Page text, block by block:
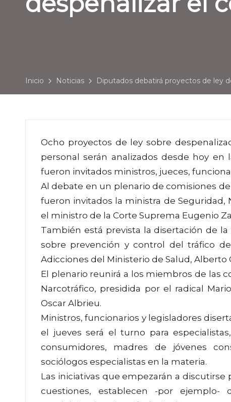
Inicio Noticias Diputados debatirá proyectos de ley
Ocho proyectos de ley sobre
personal serán analizados desde hoy
fueron invitados ministros, jueces,
Al debate en un plenario de comisiones
fueron invitados la ministra de Seguridad,
el ministro de la Corte Suprema Eugenio
También está prevista la disertación de
sobre prevención y control del tráfico
Adicciones del Ministerio de Salud, Alberto
El plenario reunirá a los miembros de las
Narcotráfico, presidida por el radical
Oscar Albrieu.
Ministros, funcionarios y legisladores
el jueves será el turno para
consumidores, madres de jóvenes
sociólogos especialistas en la materia.
Las iniciativas que empezarán a discutirse
cuestiones, establecen -por ejemplo-